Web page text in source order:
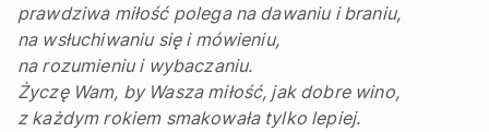
prawdziwa miłość polega na dawaniu i braniu,
na wsłuchiwaniu się i mówieniu,
na rozumieniu i wybaczaniu.
Życzę Wam, by Wasza miłość, jak dobre wino,
z każdym rokiem smakowała tylko lepiej.